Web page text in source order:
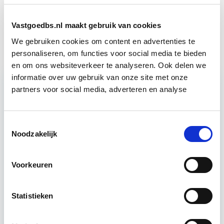
Vastgoedbs.nl maakt gebruik van cookies
We gebruiken cookies om content en advertenties te
personaliseren, om functies voor social media te bieden
en om ons websiteverkeer te analyseren. Ook delen we
informatie over uw gebruik van onze site met onze
partners voor social media, adverteren en analyse
Noodzakelijk
Voorkeuren
Statistieken
Technisch Vastgoedbeheer Start Direct starten
Vastgoedrecht & Bouwrecht
onvermijdelijke) incidentele juridische ongelukken
zo goed mogelijk zelf kunt afhandelen. Klassikaal